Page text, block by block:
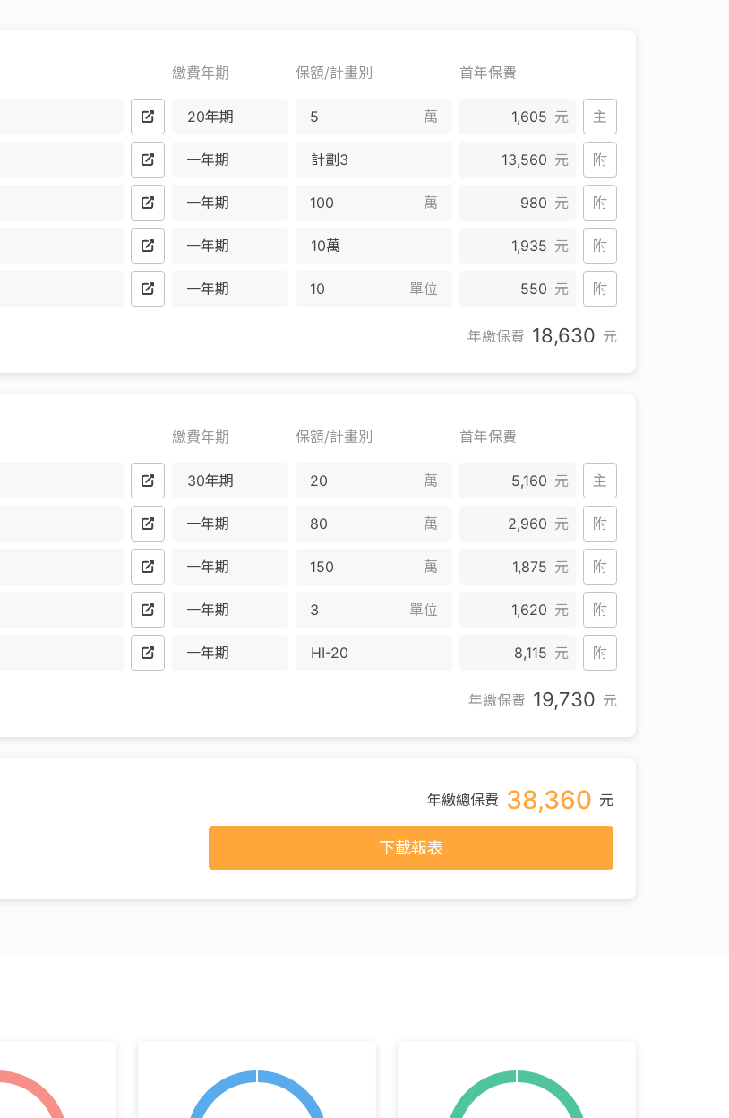
繳費年期 保額/計畫別 首年保費
20年期 萬 1,605 元 主
一年期 計劃3 13,560 元 附
一年期 萬 980 元 附
一年期 10萬 1,935 元 附
一年期 單位 550 元 附
年繳保費 18,630 元
繳費年期 保額/計畫別 首年保費
30年期 萬 5,160 元 主
一年期 萬 2,960 元 附
一年期 萬 1,875 元 附
一年期 單位 1,620 元 附
一年期 HI-20 8,115 元 附
年繳保費 19,730 元
年繳總保費 38,360 元
下載報表